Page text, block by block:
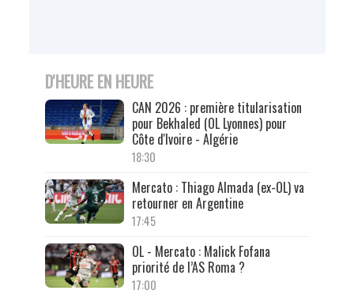
D'HEURE EN HEURE
CAN 2026 : première titularisation
pour Bekhaled (OL Lyonnes) pour
Côte d'Ivoire - Algérie
18:30
Mercato : Thiago Almada (ex-OL) va
retourner en Argentine
17:45
OL - Mercato : Malick Fofana
priorité de l’AS Roma ?
17:00